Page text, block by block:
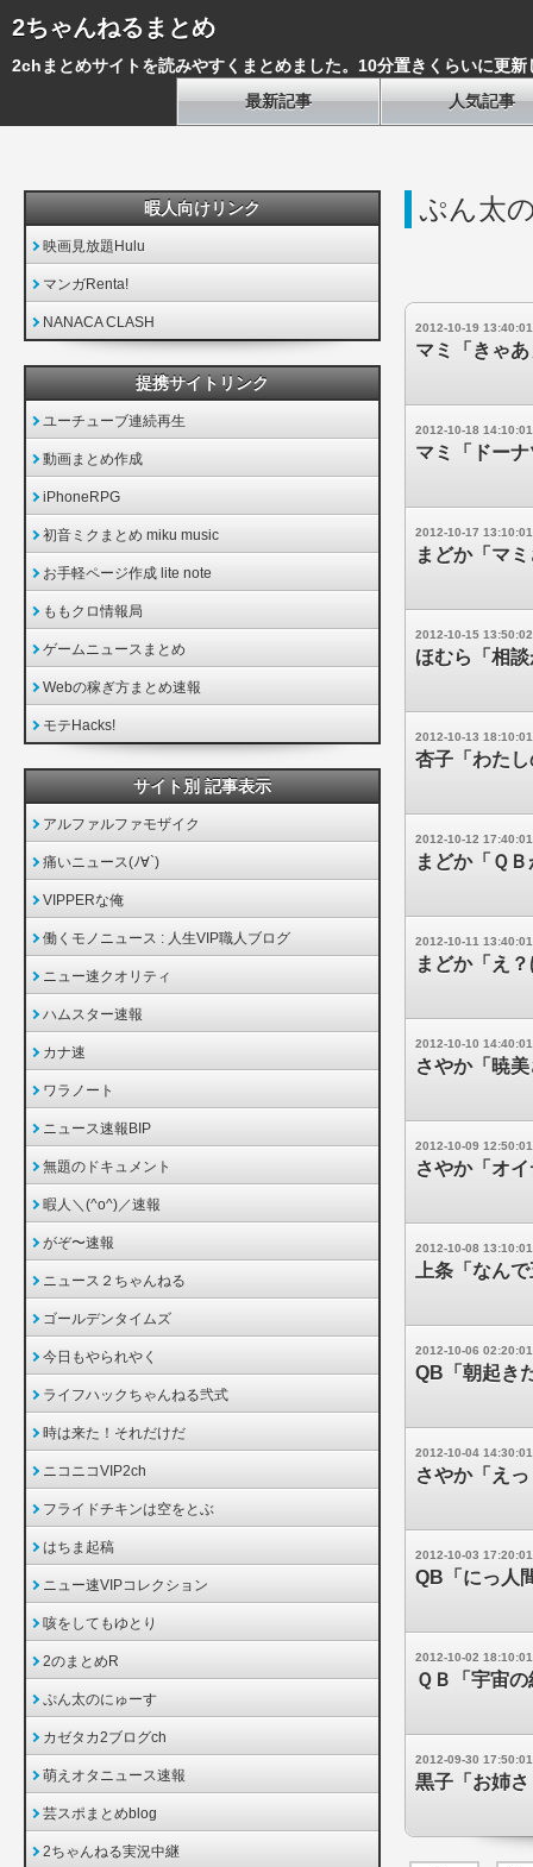
2ちゃんねるまとめ
2chまとめサイトを読みやすくまとめました。10分置きくらいに更新
最新記事
人気記事
ぷん太
2012-10-19 13:40:01
マミ「きゃ
2012-10-18 14:10:01
マミ「ドー
2012-10-17 13:10:01
まどか「マ
2012-10-15 13:50:02
ほむら「相
2012-10-13 18:10:01
杏子「わた
2012-10-12 17:40:01
まどか「Ｑ
2012-10-11 13:40:01
まどか「え
2012-10-10 14:40:01
さやか「暁
2012-10-09 12:50:01
さやか「オ
2012-10-08 13:10:01
上条「なん
2012-10-06 02:20:01
QB「朝起き
2012-10-04 14:30:01
さやか「え
2012-10-03 17:20:01
QB「にっ
2012-10-02 18:10:01
ＱＢ「宇宙
2012-09-30 17:50:01
黒子「お姉
暇人向けリンク
映画見放題Hulu
マンガRenta!
NANACA CLASH
提携サイトリンク
ユーチューブ連続再生
動画まとめ作成
iPhoneRPG
初音ミクまとめ miku music
お手軽ページ作成 lite note
ももクロ情報局
ゲームニュースまとめ
Webの稼ぎ方まとめ速報
モテHacks!
サイト別 記事表示
アルファルファモザイク
痛いニュース(ﾉ∀`)
VIPPERな俺
働くモノニュース : 人生VIP職人ブログ
ニュー速クオリティ
ハムスター速報
カナ速
ワラノート
ニュース速報BIP
無題のドキュメント
暇人＼(^o^)／速報
がぞ〜速報
ニュース２ちゃんねる
ゴールデンタイムズ
今日もやられやく
ライフハックちゃんねる弐式
時は来た！それだけだ
ニコニコVIP2ch
フライドチキンは空をとぶ
はちま起稿
ニュー速VIPコレクション
咳をしてもゆとり
2のまとめR
ぷん太のにゅーす
カゼタカ2ブログch
萌えオタニュース速報
芸スポまとめblog
2ちゃんねる実況中継